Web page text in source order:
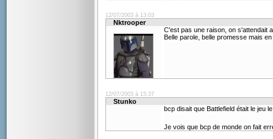
12/07/2003 à 13:03
Nktrooper
C'est pas une raison, on s'attendait
Belle parole, belle promesse mais
12/07/2003 à 15:37
Stunko
bcp disait que Battlefield était le jeu
Je vois que bcp de monde on fait